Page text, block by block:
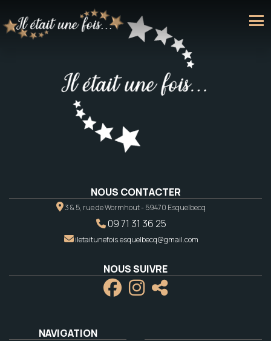
NOUS CONTACTER
3 & 5, rue de Wormhout - 59470 Esquelbecq
09 71 31 36 25
iletaitunefois.esquelbecq@gmail.com
NOUS SUIVRE
NAVIGATION